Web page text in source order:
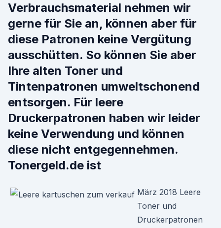
Verbrauchsmaterial nehmen wir
gerne für Sie an, können aber für
diese Patronen keine Vergütung
ausschütten. So können Sie aber
Ihre alten Toner und
Tintenpatronen umweltschonend
entsorgen. Für leere
Druckerpatronen haben wir leider
keine Verwendung und können
diese nicht entgegennehmen.
Tonergeld.de ist
März 2018 Leere
Toner und
Druckerpatronen